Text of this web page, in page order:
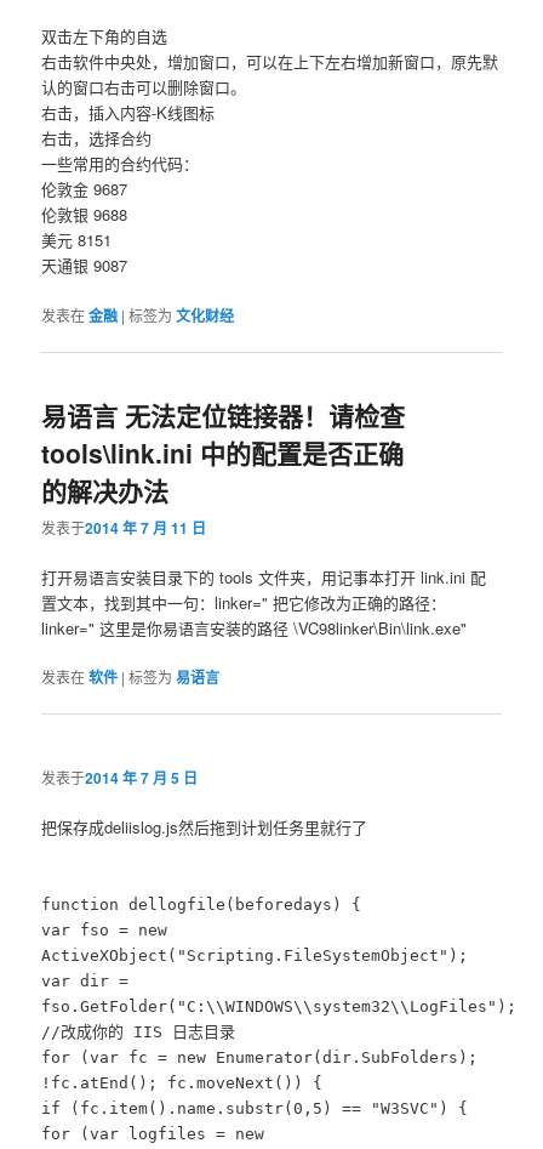
域
域
双击左下角的自选
右击软件中央处，增加窗口，可以在上下左右增加新窗口，原先默
认的窗口右击可以删除窗口。
右击，插入内容-K线图标
右击，选择合约
一些常用的合约代码：
伦敦金 9687
伦敦银 9688
美元 8151
天通银 9087
发表在金融 |标签为 文化财经
易语言 无法定位链接器！请检查
tools\link.ini 中的配置是否正确
的解决办法
发表于2014 年 7 月 11 日
打开易语言安装目录下的 tools 文件夹，用记事本打开 link.ini 配
置文本，找到其中一句：linker=" 把它修改为正确的路径：
linker=" 这里是你易语言安装的路径 \VC98linker\Bin\link.exe"
发表在软件 |标签为 易语言
发表于2014 年 7 月 5 日
把保存成deliislog.js然后拖到计划任务里就行了
function dellogfile(beforedays) {
var fso = new
ActiveXObject("Scripting.FileSystemObject");
var dir =
fso.GetFolder("C:\\WINDOWS\\system32\\LogFiles");
//改成你的 IIS 日志目录
for (var fc = new Enumerator(dir.SubFolders);
!fc.atEnd(); fc.moveNext()) {
if (fc.item().name.substr(0,5) == "W3SVC") {
for (var logfiles = new